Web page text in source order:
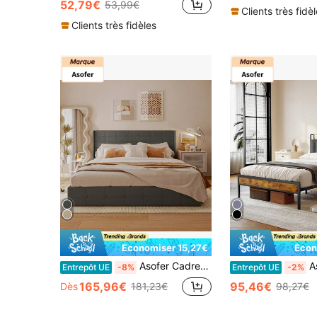
52,79€ 53,99€
Clients très fidèles
Clients très
Économiser 15,27€
Entrepôt UE -8% Asofer Cadres de lit
Dès165,96€ 181,23€
Entrepôt UE -2% Asofer Cadre de lit
95,46€ 98,27€